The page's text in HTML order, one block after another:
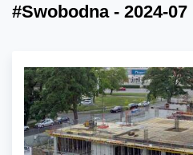
#Swobodna - 2024-07